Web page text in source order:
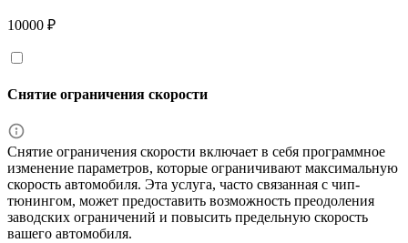
10000 ₽
Снятие ограничения скорости
Снятие ограничения скорости включает в себя программное
изменение параметров, которые ограничивают максимальную
скорость автомобиля. Эта услуга, часто связанная с чип-
тюнингом, может предоставить возможность преодоления
заводских ограничений и повысить предельную скорость
вашего автомобиля.